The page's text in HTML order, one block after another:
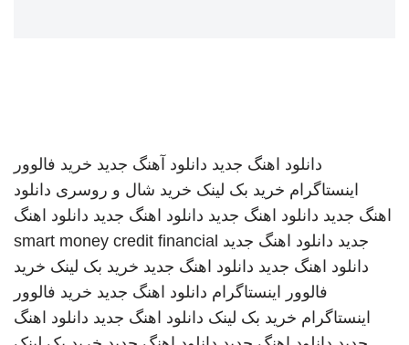
دانلود اهنگ جدید دانلود آهنگ جدید خرید فالوور
اینستاگرام خرید بک لینک خرید شال و روسری دانلود
اهنگ جدید دانلود اهنگ جدید دانلود اهنگ جدید دانلود اهنگ
جدید دانلود اهنگ جدید smart money credit financial
دانلود اهنگ جدید دانلود اهنگ جدید خرید بک لینک خرید
فالوور اینستاگرام دانلود اهنگ جدید خرید فالوور
اینستاگرام خرید بک لینک دانلود اهنگ جدید دانلود اهنگ